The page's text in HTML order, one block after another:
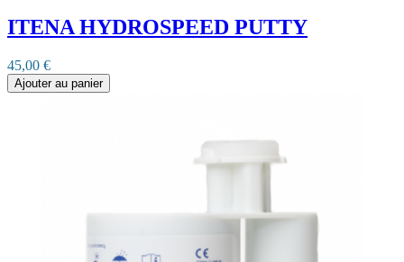
ITENA HYDROSPEED PUTTY
45,00 €
Ajouter au panier